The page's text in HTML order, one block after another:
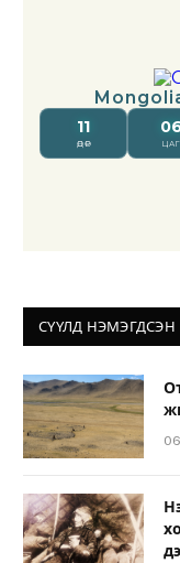
СҮҮЛД НЭМЭГДСЭН